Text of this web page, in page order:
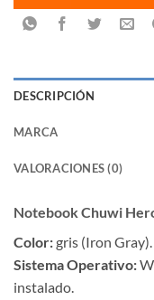
DESCRIPCIÓN
MARCA
VALORACIONES (0)
Notebook Chuwi
Color:gris (Iron Gray).
Sistema Operativo:
instalado.